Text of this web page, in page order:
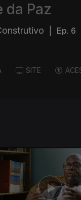
da Paz
Ep. 6
SITE